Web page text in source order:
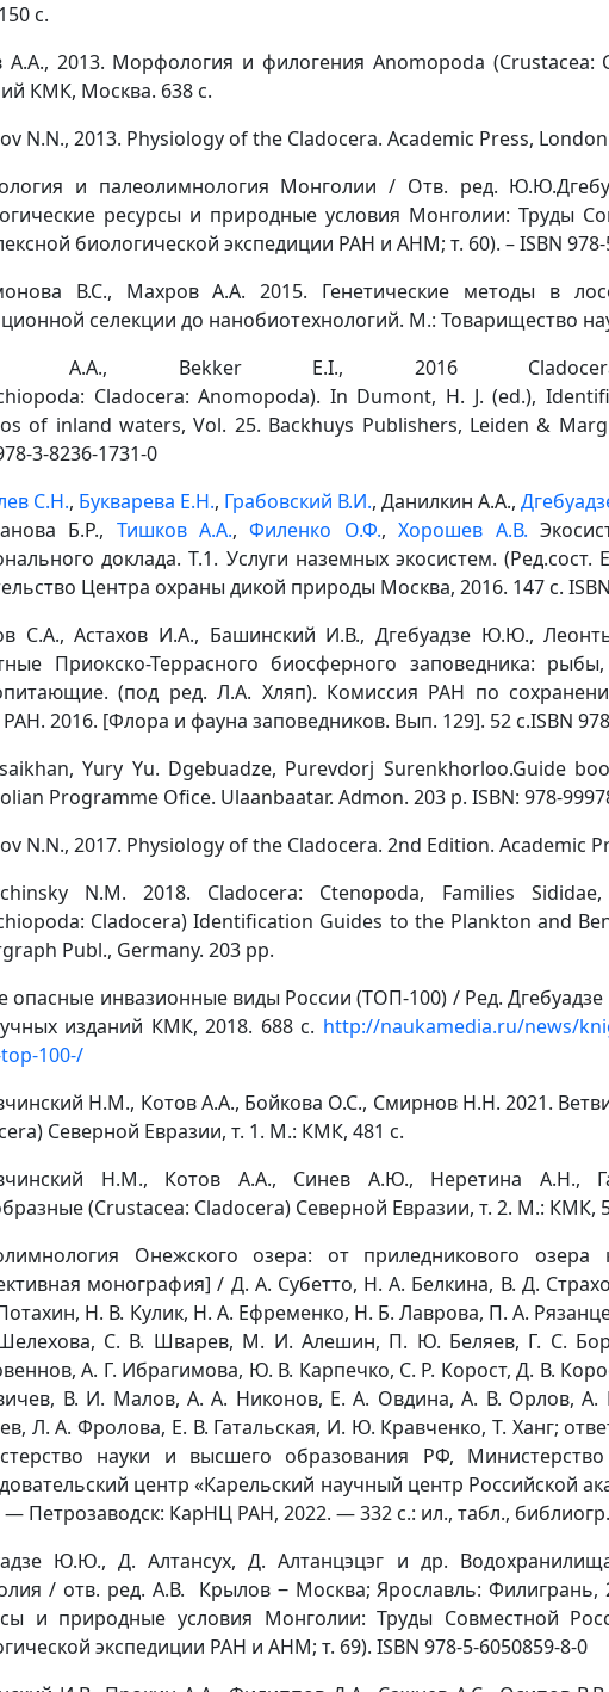
с.
А.А., 2013. Морфология и филогения Anomopoda (Crustacea:
КМК, Москва. 638 с.
N.N., 2013. Physiology of the Cladocera. Academic Press,
и палеолимнология Монголии / Отв. ред.
ресурсы и природные условия Монголии: Труды
биологической экспедиции РАН и АНМ; т. 60). – ISBN 978-
В.С., Махров А.А. 2015. Генетические методы в
селекции до нанобиотехнологий. М.: Товарищество
A.A., Bekker E.I., 2016
Cladocera: Anomopoda). In Dumont, H. J. (ed.),
of inland waters, Vol. 25. Backhuys Publishers, Leiden &
3-8236-1731-0
С.Н., Букварева Е.Н., Грабовский В.И., Данилкин А.А.,
Б.Р., Тишков А.А.,Филенко О.Ф.,Хорошев А.В.
доклада. Т.1. Услуги наземных экосистем.
Центра охраны дикой природы Москва, 2016. 147 с.
С.А., Астахов И.А., Башинский И.В., Дгебуадзе Ю.Ю.,
Приокско-Террасного биосферного заповедника:
(под ред. Л.А. Хляп). Комиссия РАН по
2016. [Флора и фауна заповедников. Вып. 129]. 52 с.ISBN
Yury Yu. Dgebuadze, Purevdorj Surenkhorloo.Guide
Programme Ofice. Ulaanbaatar. Admon. 203 p. ISBN: 978-
N.N., 2017. Physiology of the Cladocera. 2nd Edition. Academic
N.M. 2018. Сladocera: Ctenopoda, Families
Cladocera) Identification Guides to the Plankton and
Publ., Germany. 203 pp.
опасные инвазионные виды России (ТОП-100) / Ред.
изданий КМК, 2018. 688 с. http://naukamedia.ru/news/
100-/
Н.М., Котов А.А., Бойкова О.С., Смирнов Н.Н. 2021.
Северной Евразии, т. 1. М.: КМК, 481 с.
Н.М., Котов А.А., Синев А.Ю., Неретина А.Н.,
(Crustacea: Cladocera) Северной Евразии, т. 2. М.: КМК,
Онежского озера: от приледникового
монография] / Д. А. Субетто, Н. А. Белкина, В. Д.
Н. В. Кулик, Н. А. Ефременко, Н. Б. Лаврова, П. А.
С. В. Шварев, М. И. Алешин, П. Ю. Беляев, Г. С.
А. Г. Ибрагимова, Ю. В. Карпечко, С. Р. Корост, Д. В.
В. И. Малов, А. А. Никонов, Е. А. Овдина, А. В. Орлов,
Л. А. Фролова, Е. В. Гатальская, И. Ю. Кравченко, Т. Ханг;
науки и высшего образования РФ,
центр «Карельский научный центр Российской
Петрозаводск: КарНЦ РАН, 2022. — 332 с.: ил., табл., библиогр.
Ю.Ю., Д. Алтансух, Д. Алтанцэцэг и др.
/ отв. ред. А.В. Крылов ‒ Москва; Ярославль: Филигрань,
и природные условия Монголии: Труды Совместной
экспедиции РАН и АНМ; т. 69). ISBN 978-5-6050859-8-0